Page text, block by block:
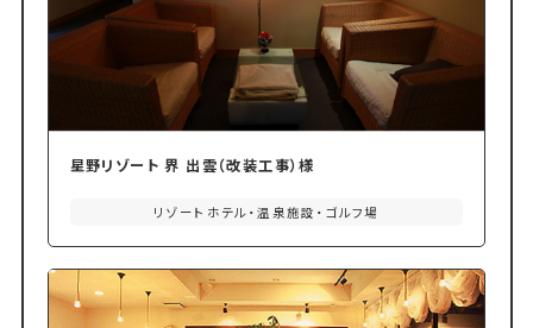
星野リゾート 界 出雲（改装工事）様
リゾートホテル・温泉施設・ゴルフ場